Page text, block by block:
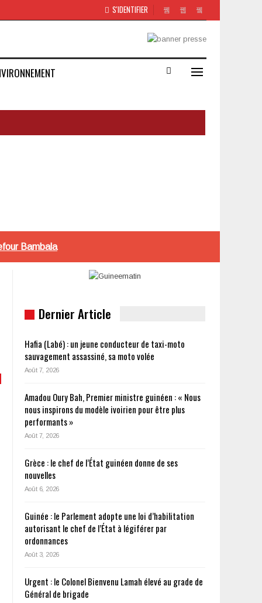
S'IDENTIFIER
Bambala
Dernier Article
Hafia (Labé) : un jeune conducteur de taxi-moto
sauvagement assassiné, sa moto volée
Août 7, 2026
Amadou Oury Bah, Premier ministre guinéen : « Nous
nous inspirons du modèle ivoirien pour être plus
performants »
Août 7, 2026
Grèce : le chef de l’État guinéen donne de ses
nouvelles
Août 6, 2026
Guinée : le Parlement adopte une loi d’habilitation
autorisant le chef de l’État à légiférer par
ordonnances
Août 3, 2026
Urgent : le Colonel Bienvenu Lamah élevé au grade de
Général de brigade